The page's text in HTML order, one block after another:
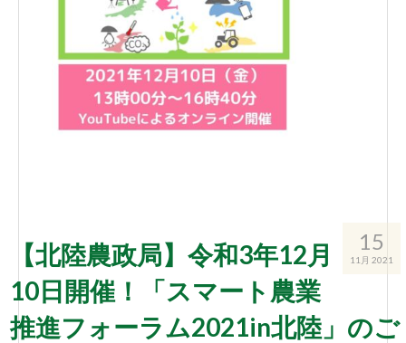
15
11月 2021
【北陸農政局】令和3年12月
10日開催！「スマート農業
推進フォーラム2021in北陸」のご